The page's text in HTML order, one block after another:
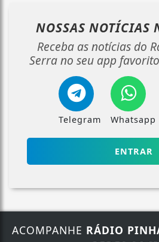
NOSSAS NOTÍCIAS
Receba as notícias do
Serra no seu app
Telegram Whatsapp
ENTRAR
ACOMPANHE RÁDIO